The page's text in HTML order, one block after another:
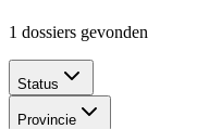
1 dossiers gevonden
Status
Provincie